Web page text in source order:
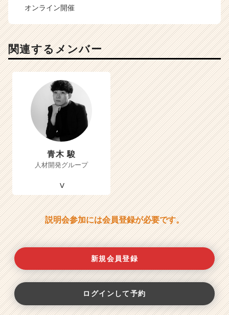
オンライン開催
関連するメンバー
青木 駿
人材開発グループ
説明会参加には会員登録が必要です。
新規会員登録
ログインして予約